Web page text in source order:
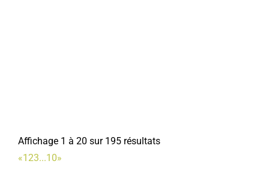
Affichage 1 à 20 sur 195 résultats
«123...10»